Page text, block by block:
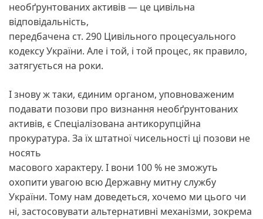
необґрунтованих активів — це цивільна
відповідальність,
передбачена ст. 290 Цивільного процесуального
кодексу України. Але і той, і той процес, як правило,
затягується на роки.
І знову ж таки, єдиним органом, уповноваженим
подавати позови про визнання необґрунтованих
активів, є Спеціалізована антикорупційна
прокуратура. За їх штатної чисельності ці позови не
носять
масового характеру. І вони 100 % не зможуть
охопити увагою всю Державну митну службу
України. Тому нам доведеться, хочемо ми цього чи
ні, застосовувати альтернативні механізми, зокрема